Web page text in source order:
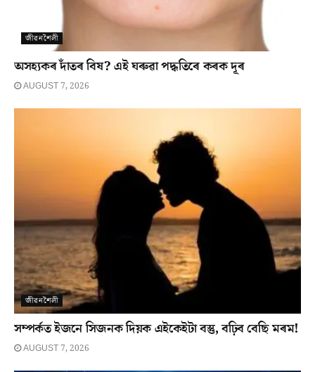
জীৱনশৈলী
অসহ্যকৰ দাঁতৰ বিষ? এই ঘৰুৱা পদ্ধতিৰে কৰক দূৰ
AUGUST 7, 2026
জীৱনশৈলী
সম্পৰ্কত ইজনে সিজনক দিয়ক এইকেইটা বস্তু, বঢ়িব বেছি মৰম!
AUGUST 7, 2026